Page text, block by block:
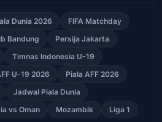
Dunia 2026
FIFA Matchday
Bandung
Persija Jakarta
Timnas Indonesia U-19
U-19 2026
Piala AFF 2026
Jadwal Piala Dunia
vs Oman Mozambik
Liga 1